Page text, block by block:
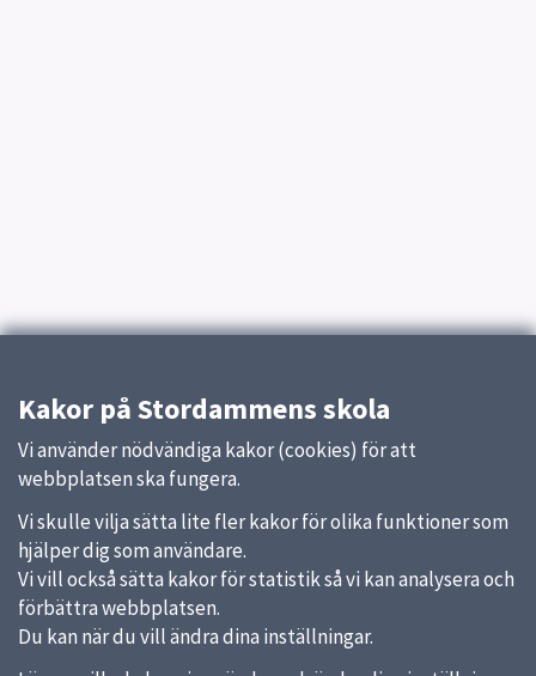
Kakor på Stordammens skola
Vi använder nödvändiga kakor (cookies) för att
webbplatsen ska fungera.
Vi skulle vilja sätta lite fler kakor för olika funktioner som
hjälper dig som användare.
Vi vill också sätta kakor för statistik så vi kan analysera och
förbättra webbplatsen.
Du kan när du vill ändra dina inställningar.